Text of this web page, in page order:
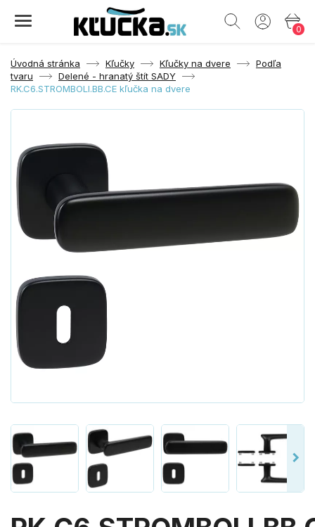
0
Úvodná stránka Kľučky Kľučky na dvere
Podľa
tvaru
Delené - hranatý štít SADY
RK.C6.STROMBOLI.BB.CE kľučka na dvere